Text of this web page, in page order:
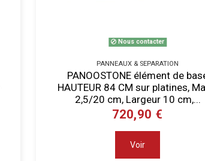
Nous contacter
PANNEAUX & SEPARATION
PANOOSTONE élément de
HAUTEUR 84 CM sur platines,
2,5/20 cm, Largeur 10 cm,...
720,90 €
Voir